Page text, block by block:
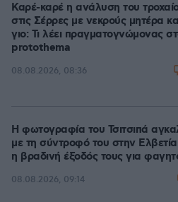
Καρέ-καρέ η ανάλυση του
στις Σέρρες με νεκρούς μητέρα
γιο: Τι λέει πραγματογνώμονας
protothema
08.08.2026, 08:36
Η φωτογραφία του Τσιτσιπά
με τη σύντροφό του στην Ελβετία
η βραδινή έξοδός τους για
08.08.2026, 09:14